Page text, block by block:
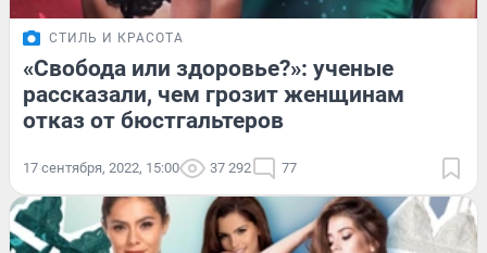
СТИЛЬ И КРАСОТА
«Свобода или здоровье?»: ученые
рассказали, чем грозит женщинам
отказ от бюстгальтеров
17 сентября, 2022, 15:00 37 292 77